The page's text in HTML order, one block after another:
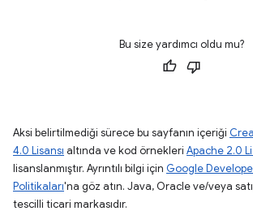
Bu size yardımcı oldu mu?
Aksi belirtilmediği sürece bu sayfanın içeriği
4.0 Lisansı altında ve kod örnekleri Apache 2.0
lisanslanmıştır. Ayrıntılı bilgi için Google
Politikaları'na göz atın. Java, Oracle ve/veya
tescilli ticari markasıdır.